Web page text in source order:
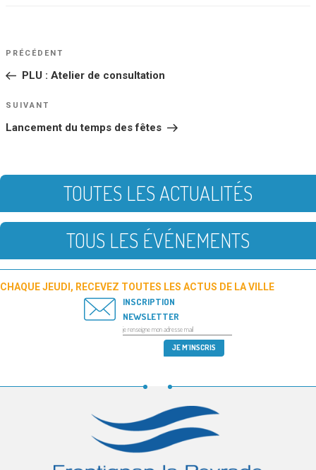
NAVIGATION
DE
Article
PRÉCÉDENT
PLU : Atelier de consultation
Article
SUIVANT
Lancement du temps des fêtes
TOUTES LES ACTUALITÉS
TOUS LES ÉVÉNEMENTS
CHAQUE JEUDI, RECEVEZ TOUTES LES ACTUS DE LA VILLE
INSCRIPTION
NEWSLETTER